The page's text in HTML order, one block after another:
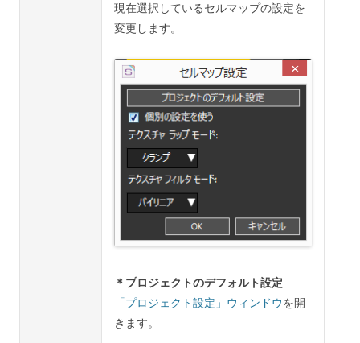
現在選択しているセルマップの設定を
変更します。
＊プロジェクトのデフォルト設定
「プロジェクト設定」ウィンドウを開
きます。